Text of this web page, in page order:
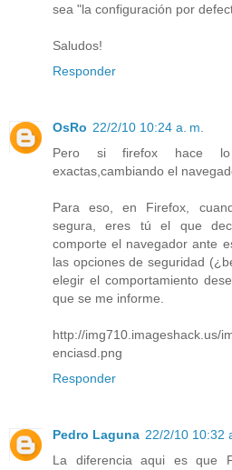
sea "la configuración por
Saludos!
Responder
OsRo 22/2/10 10:24 a. m.
Pero si firefox hace lo
exactas,cambiando el
Para eso, en Firefox,
segura, eres tú el que
comporte el navegador ante
las opciones de seguridad
elegir el comportamiento
que se me informe.
http://img710.imageshack.us/
enciasd.png
Responder
Pedro Laguna 22/2/10 10:32
La diferencia aqui es que